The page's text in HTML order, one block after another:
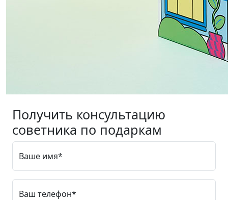
Получить консультацию
советника по подаркам
Ваше имя*
Ваш телефон*